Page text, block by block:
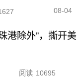
08-04
港除外”，撕开美
阅读 10695